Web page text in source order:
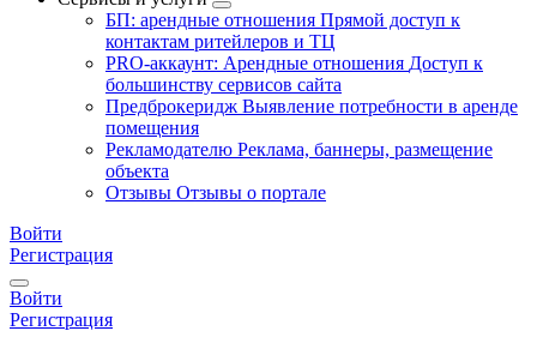
БП: арендные отношения Прямой доступ к
контактам ритейлеров и ТЦ
PRO-аккаунт: Арендные отношения Доступ к
большинству сервисов сайта
Предброкеридж Выявление потребности в аренде
помещения
Рекламодателю Реклама, баннеры, размещение
объекта
Отзывы Отзывы о портале
Войти
Регистрация
Войти
Регистрация